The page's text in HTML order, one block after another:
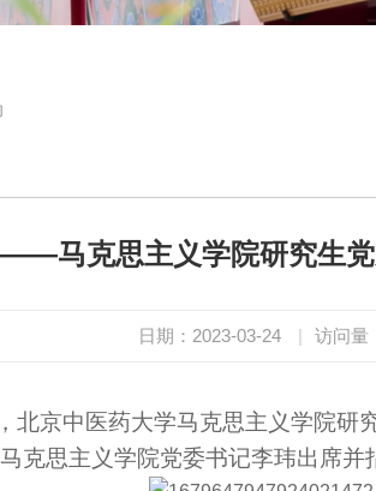
马克思主义学院研究生
日期：2023-03-24 | 访问量
北京中医药大学马克思主义学院研
克思主义学院党委书记李玮出席并